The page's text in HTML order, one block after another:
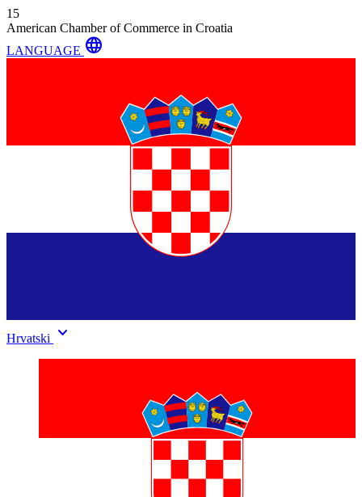
15
American Chamber of Commerce in Croatia
LANGUAGE language
Hrvatski keyboard_arrow_down